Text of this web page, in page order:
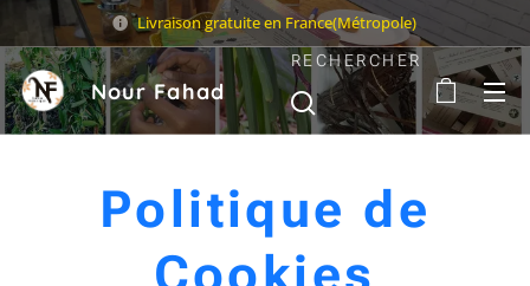
Livraison gratuite en France(Métropole)
Nour Fahad
Sarl
RECHERCHER
Politique de
Cookies